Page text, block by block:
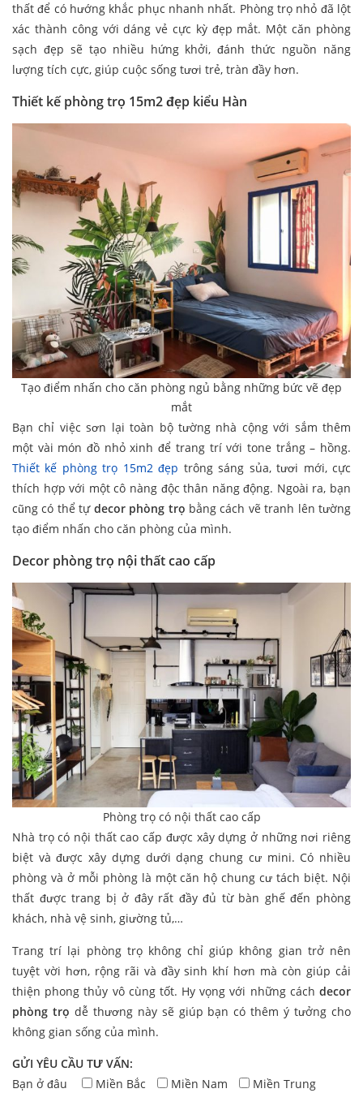
thất để có hướng khắc phục nhanh nhất. Phòng trọ nhỏ đã lột
xác thành công với dáng vẻ cực kỳ đẹp mắt. Một căn phòng
sạch đẹp sẽ tạo nhiều hứng khởi, đánh thức nguồn năng
lượng tích cực, giúp cuộc sống tươi trẻ, tràn đầy hơn.
Thiết kế phòng trọ 15m2 đẹp kiểu Hàn
Tạo điểm nhấn cho căn phòng ngủ bằng những bức vẽ đẹp
mắt
Bạn chỉ việc sơn lại toàn bộ tường nhà cộng với sắm thêm
một vài món đồ nhỏ xinh để trang trí với tone trắng – hồng.
Thiết kế phòng trọ 15m2 đẹp trông sáng sủa, tươi mới, cực
thích hợp với một cô nàng độc thân năng động. Ngoài ra, bạn
cũng có thể tự decor phòng trọ bằng cách vẽ tranh lên tường
tạo điểm nhấn cho căn phòng của mình.
Decor phòng trọ nội thất cao cấp
Phòng trọ có nội thất cao cấp
Nhà trọ có nội thất cao cấp được xây dựng ở những nơi riêng
biệt và được xây dựng dưới dạng chung cư mini. Có nhiều
phòng và ở mỗi phòng là một căn hộ chung cư tách biệt. Nội
thất được trang bị ở đây rất đầy đủ từ bàn ghế đến phòng
khách, nhà vệ sinh, giường tủ,…
Trang trí lại phòng trọ không chỉ giúp không gian trở nên
tuyệt vời hơn, rộng rãi và đầy sinh khí hơn mà còn giúp cải
thiện phong thủy vô cùng tốt. Hy vọng với những cách decor
phòng trọ dễ thương này sẽ giúp bạn có thêm ý tưởng cho
không gian sống của mình.
GỬI YÊU CẦU TƯ VẤN:
Bạn ở đâu
Miền Bắc Miền Nam Miền Trung